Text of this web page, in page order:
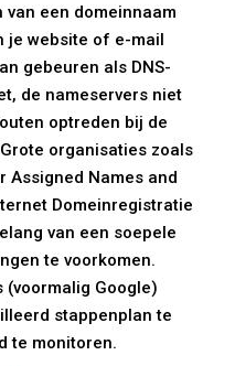
een domeinnaam
je website of e-mail
gebeuren als DNS-
de nameservers niet
optreden bij de
organisaties zoals
Assigned Names and
Domeinregistratie
van een soepele
te voorkomen.
(voormalig Google)
stappenplan te
te monitoren.